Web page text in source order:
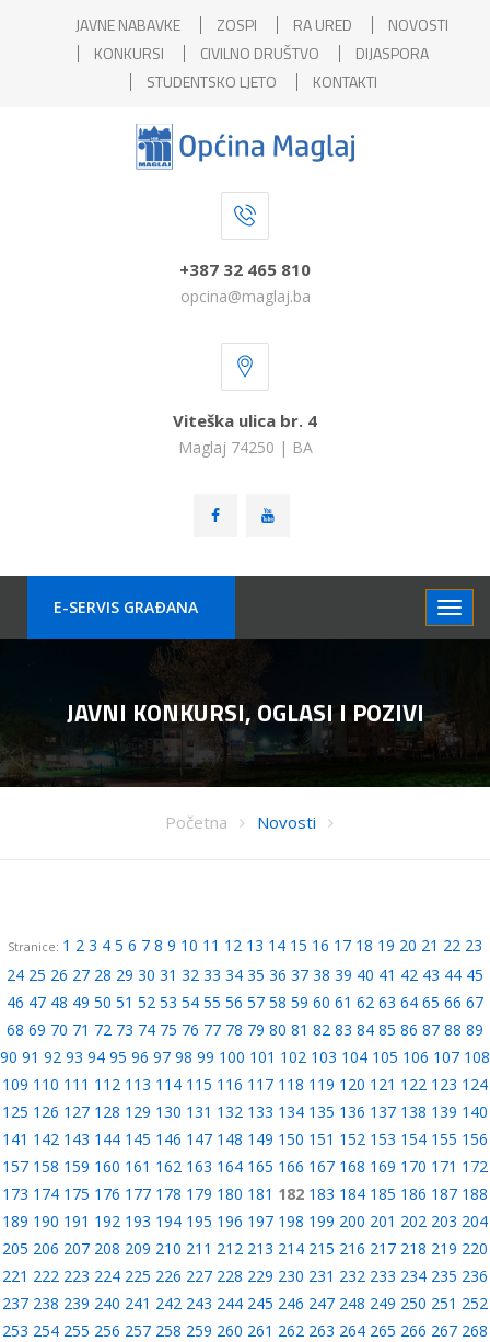
JAVNE NABAVKE ZOSPI RA URED
NOVOSTI
KONKURSI
CIVILNO DRUŠTVO
DIJASPORA
STUDENTSKO LJETO
KONTAKTI
+387 32 465 810
opcina@maglaj.ba
Viteška ulica br. 4
Maglaj 74250 | BA
E-SERVIS GRAÐANA
JAVNI KONKURSI, OGLASI I POZIVI
Početna Novosti
Stranice: 1 2 3 4 5 6 7 8 9 10 11 12 13 14 15 16 17 18 19 20 21 22 23
24 25 26 27 28 29 30 31 32 33 34 35 36 37 38 39 40 41 42 43 44 45
46 47 48 49 50 51 52 53 54 55 56 57 58 59 60 61 62 63 64 65 66 67
68 69 70 71 72 73 74 75 76 77 78 79 80 81 82 83 84 85 86 87 88 89
90 91 92 93 94 95 96 97 98 99 100 101 102 103 104 105 106 107 108
109 110 111 112 113 114 115 116 117 118 119 120 121 122 123 124
125 126 127 128 129 130 131 132 133 134 135 136 137 138 139 140
141 142 143 144 145 146 147 148 149 150 151 152 153 154 155 156
157 158 159 160 161 162 163 164 165 166 167 168 169 170 171 172
173 174 175 176 177 178 179 180 181 182 183 184 185 186 187 188
189 190 191 192 193 194 195 196 197 198 199 200 201 202 203 204
205 206 207 208 209 210 211 212 213 214 215 216 217 218 219 220
221 222 223 224 225 226 227 228 229 230 231 232 233 234 235 236
237 238 239 240 241 242 243 244 245 246 247 248 249 250 251 252
253 254 255 256 257 258 259 260 261 262 263 264 265 266 267 268